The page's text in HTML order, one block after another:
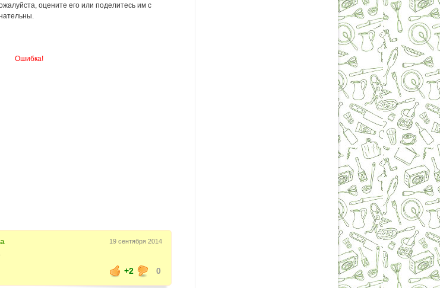
оцените его или поделитесь им с
Ошибка!
19 сентября 2014
+2
0